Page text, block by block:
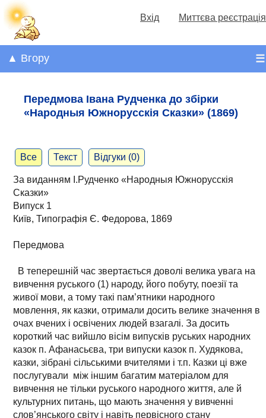
Вхід Миттєва реєстрація
☰
▲ Вгору
Передмова Івана Рудченка до збірки
«Народныя Южнорусскія Сказки» (1869)
Все Текст Відгуки (0)
За виданням І.Рудченко «Народныя Южнорусскія
Сказки»
Випуск 1
Київ, Типографія Є. Федорова, 1869
Передмова
В теперешній час звертається доволі велика увага на
вивчення руського (1) народу, його побуту, поезії та
живої мови, а тому такі пам’ятники народного
мовлення, як казки, отримали досить велике значення в
очах вчених і освічених людей взагалі. За досить
короткий час вийшло вісім випусків руських народних
казок п. Афанасьєва, три випуски казок п. Худякова,
казки, зібрані сільськими вчителями і т.п. Казки ці вже
послугували між іншим багатим матеріалом для
вивчення не тільки руського народного життя, але й
культурних питань, що мають значення у вивченні
слов’янського світу і навіть первісного стану